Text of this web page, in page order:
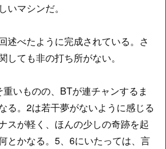
いマシンだ。
述べたように完成されている。さ
しても非の打ち所がない。
いものの、BTが連チャンするま
る。2は若干夢がないように感じる
スが軽く、ほんの少しの奇跡を起
とかなる。5、6にいたっては、言